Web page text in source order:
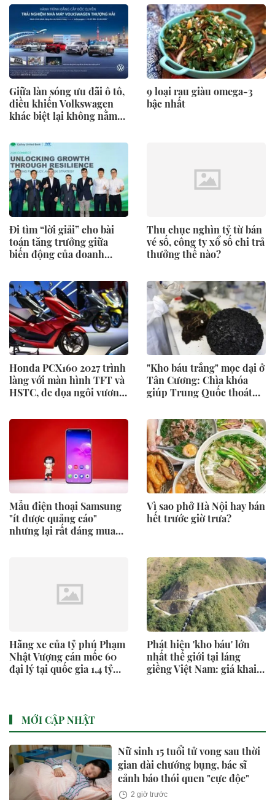
Giữa làn sóng ưu đãi ô tô,
điều khiến Volkswagen
khác biệt lại không nằm
9 loại rau giàu omega-3
bậc nhất
Đi tìm “lời giải” cho bài
toán tăng trưởng giữa
biến động của doanh
Thu chục nghìn tỷ từ bán
vé số, công ty xổ số chi trả
thưởng thế nào?
Honda PCX160 2027 trình
làng với màn hình TFT và
HSTC, đe dọa ngôi vương
Honda SH
"Kho báu trắng" mọc dại ở
Tân Cương: Chìa khóa
giúp Trung Quốc thoát
Mẫu điện thoại Samsung
"ít được quảng cáo"
nhưng lại rất đáng mua
Vì sao phở Hà Nội hay bán
hết trước giờ trưa?
Hãng xe của tỷ phú Phạm
Nhật Vượng cán mốc 60
đại lý tại quốc gia 1,4 tỷ
Phát hiện 'kho báu' lớn
nhất thế giới tại láng
giềng Việt Nam: giá khai
MỚI CẬP NHẬT
Nữ sinh 15 tuổi tử vong sau thời
gian dài chướng bụng, bác sĩ
cảnh báo thói quen "cực độc"
2 giờ trước